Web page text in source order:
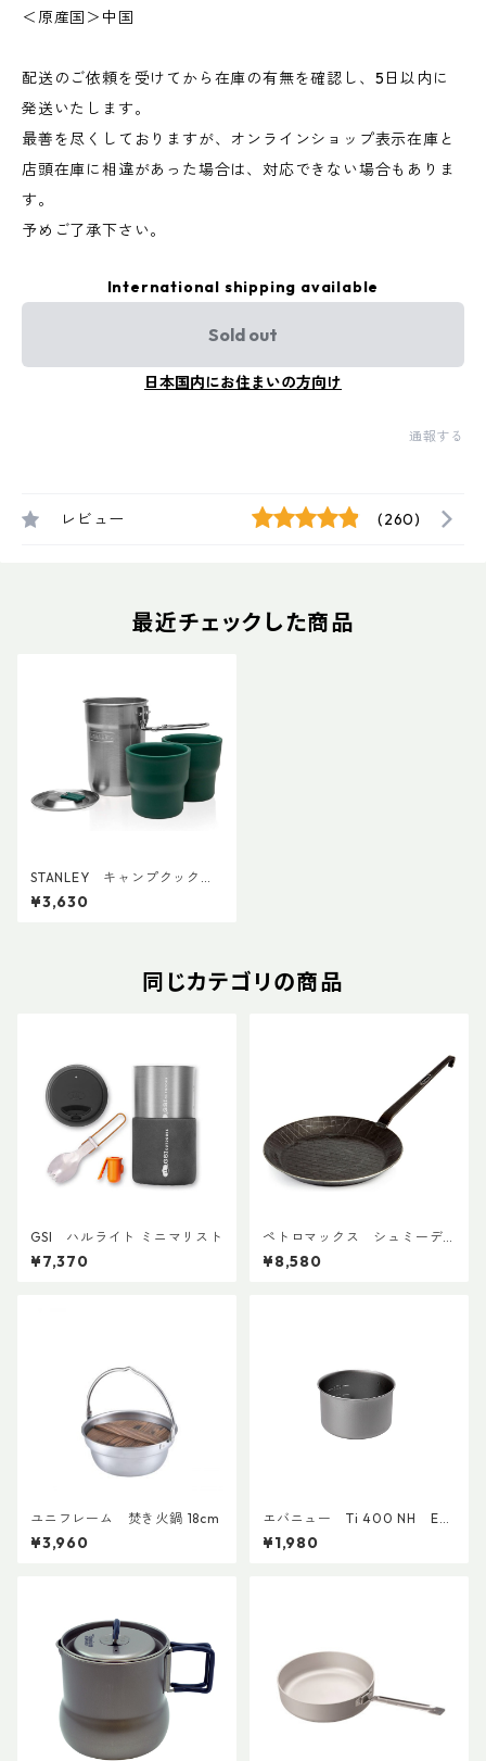
＜原産国＞中国
配送のご依頼を受けてから在庫の有無を確認し、5日以内に
発送いたします。
最善を尽くしておりますが、オンラインショップ表示在庫と
店頭在庫に相違があった場合は、対応できない場合もありま
す。
予めご了承下さい。
International shipping available
Sold out
日本国内にお住まいの方向け
通報する
レビュー (260)
最近チェックした商品
STANLEY キャンプクックセ
ット 0.71L
¥3,630
同じカテゴリの商品
GSI ハルライト ミニマリスト
¥7,370
ペトロマックス シュミーデ
アイゼンフライパン sp24
¥8,580
ユニフレーム 焚き火鍋 18cm
¥3,960
エバニュー Ti 400 NH EC
A625
¥1,980